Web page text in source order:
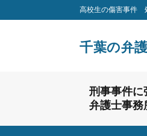
高校生の傷害事件
千葉の弁
刑事事件に
弁護士事務